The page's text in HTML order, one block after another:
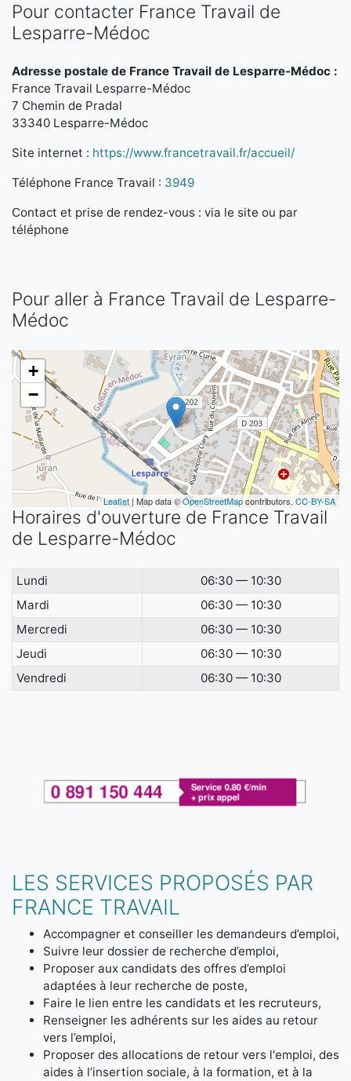
Pour contacter France Travail de
Lesparre-Médoc
Adresse postale de France Travail de Lesparre-Médoc :
France Travail Lesparre-Médoc
7 Chemin de Pradal
33340 Lesparre-Médoc
Site internet : https://www.francetravail.fr/accueil/
Téléphone France Travail : 3949
Contact et prise de rendez-vous : via le site ou par
téléphone
Pour aller à France Travail de Lesparre-
Médoc
+
−
Leaflet | Map data ©OpenStreetMapcontributors, CC-BY-SA
Horaires d'ouverture de France Travail
de Lesparre-Médoc
Lundi
06:30 — 10:30
Mardi
06:30 — 10:30
Mercredi
06:30 — 10:30
Jeudi
06:30 — 10:30
Vendredi
06:30 — 10:30
LES SERVICES PROPOSÉS PAR
FRANCE TRAVAIL
Accompagner et conseiller les demandeurs d’emploi,
Suivre leur dossier de recherche d’emploi,
Proposer aux candidats des offres d’emploi
adaptées à leur recherche de poste,
Faire le lien entre les candidats et les recruteurs,
Renseigner les adhérents sur les aides au retour
vers l’emploi,
Proposer des allocations de retour vers l'emploi, des
aides à l’insertion sociale, à la formation, et à la